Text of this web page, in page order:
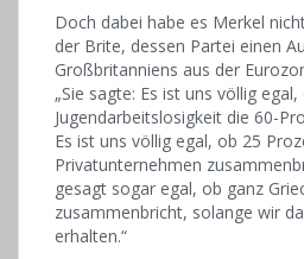
Doch dabei habe es Merkel
der Brite, dessen Partei einen
Großbritanniens aus der
„Sie sagte: Es ist uns völlig egal,
Jugendarbeitslosigkeit die 60-
Es ist uns völlig egal, ob 25
Privatunternehmen
gesagt sogar egal, ob ganz
zusammenbricht, solange wir
erhalten.“